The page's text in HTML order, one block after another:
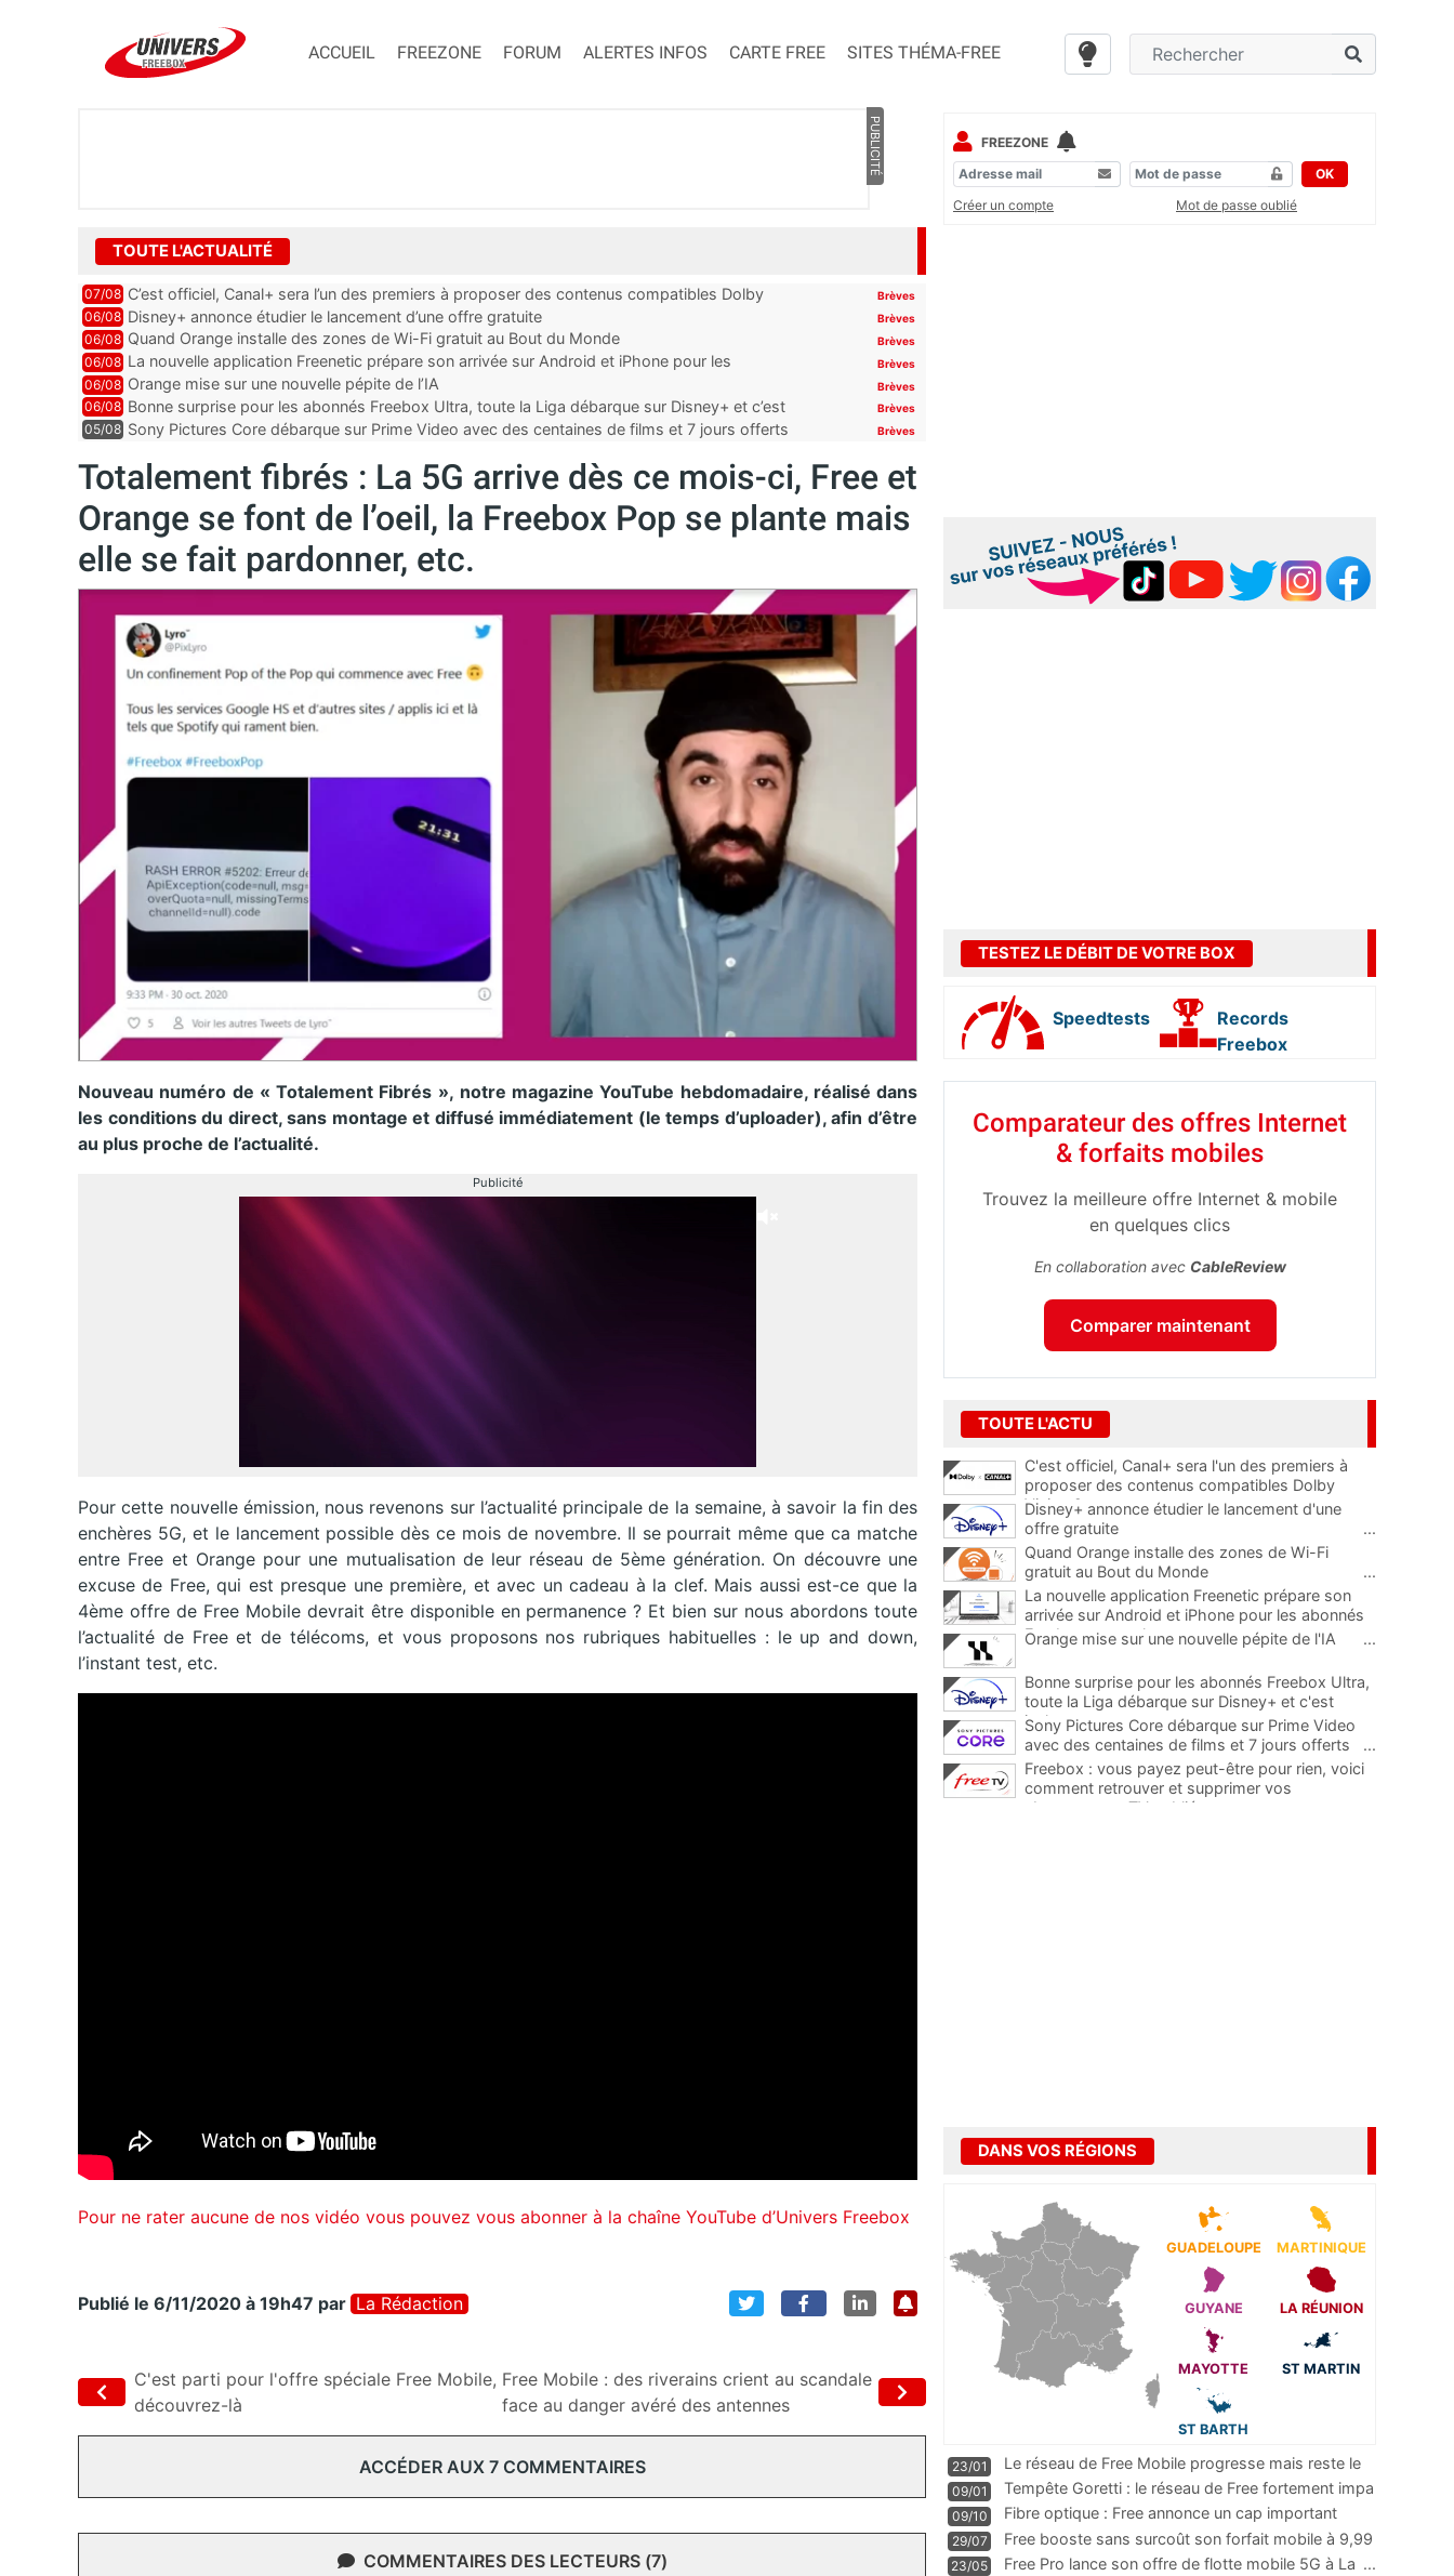
ACCUEIL FREEZONE FORUM ALERTES INFOS CARTE FREE SITES THÉMA-FREE
PUBLICITÉ
TOUTE L'ACTUALITÉ
07/08 C’est officiel, Canal+ sera l’un des premiers à proposer des contenus compatibles Dolby
Vision 2
Brèves
06/08 Disney+ annonce étudier le lancement d’une offre gratuite Brèves
06/08 Quand Orange installe des zones de Wi-Fi gratuit au Bout du Monde Brèves
06/08 La nouvelle application Freenetic prépare son arrivée sur Android et iPhone pour les
abonnés Freebox, testez la
Brèves
06/08 Orange mise sur une nouvelle pépite de l’IA Brèves
06/08 Bonne surprise pour les abonnés Freebox Ultra, toute la Liga débarque sur Disney+ et c’est
inclus
Brèves
05/08 Sony Pictures Core débarque sur Prime Video avec des centaines de films et 7 jours offerts Brèves
Totalement fibrés : La 5G arrive dès ce mois-ci, Free et
Orange se font de l’oeil, la Freebox Pop se plante mais
elle se fait pardonner, etc.
Nouveau numéro de « Totalement Fibrés », notre magazine YouTube hebdomadaire, réalisé dans
les conditions du direct, sans montage et diffusé immédiatement (le temps d’uploader), afin d’être
au plus proche de l’actualité.
Publicité
Pour cette nouvelle émission, nous revenons sur l’actualité principale de la semaine, à savoir la fin des
enchères 5G, et le lancement possible dès ce mois de novembre. Il se pourrait même que ca matche
entre Free et Orange pour une mutualisation de leur réseau de 5ème génération. On découvre une
excuse de Free, qui est presque une première, et avec un cadeau à la clef. Mais aussi est-ce que la
4ème offre de Free Mobile devrait être disponible en permanence ? Et bien sur nous abordons toute
l’actualité de Free et de télécoms, et vous proposons nos rubriques habituelles : le up and down,
l’instant test, etc.
Pour ne rater aucune de nos vidéo vous pouvez vous abonner à la chaîne YouTube d’Univers Freebox
Publié le 6/11/2020 à 19h47 par La Rédaction
C'est parti pour l'offre spéciale Free Mobile,
découvrez-là
Free Mobile : des riverains crient au scandale
face au danger avéré des antennes
ACCÉDER AUX 7 COMMENTAIRES
COMMENTAIRES DES LECTEURS (7)
FREEZONE
OK
Créer un compte
Mot de passe oublié
TESTEZ LE DÉBIT DE VOTRE BOX
Speedtests
Records
Freebox
Comparateur des offres Internet
& forfaits mobiles
Trouvez la meilleure offre Internet & mobile
en quelques clics
En collaboration avec CableReview
Comparer maintenant
TOUTE L'ACTU
C'est officiel, Canal+ sera l'un des premiers à
proposer des contenus compatibles Dolby
Vision 2
Disney+ annonce étudier le lancement d'une
offre gratuite
...
Quand Orange installe des zones de Wi-Fi
gratuit au Bout du Monde
...
La nouvelle application Freenetic prépare son
arrivée sur Android et iPhone pour les abonnés
Freebox, testez la
Orange mise sur une nouvelle pépite de l'IA ...
Bonne surprise pour les abonnés Freebox Ultra,
toute la Liga débarque sur Disney+ et c'est
inclus
Sony Pictures Core débarque sur Prime Video
avec des centaines de films et 7 jours offerts
...
Freebox : vous payez peut-être pour rien, voici
comment retrouver et supprimer vos
abonnements TV oubliés
DANS VOS RÉGIONS
GUADELOUPE MARTINIQUE
GUYANE LA RÉUNION
MAYOTTE ST MARTIN
ST BARTH
23/01
Le réseau de Free Mobile progresse mais reste le
m
...
09/01
Tempête Goretti : le réseau de Free fortement impa
09/10
Fibre optique : Free annonce un cap important
pass
...
29/07
Free booste sans surcoût son forfait mobile à 9,99
23/05 Free Pro lance son offre de flotte mobile 5G à La ...